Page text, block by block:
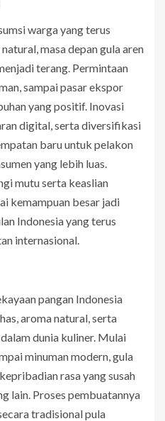
warga yang terus
masa depan gula aren
terang. Permintaan
sampai pasar ekspor
yang positif. Inovasi
digital, serta diversifikasi
baru untuk pelakon
yang lebih luas.
mutu serta keaslian
kemampuan besar jadi
Indonesia yang terus
internasional.
pangan Indonesia
aroma natural, serta
dunia kuliner. Mulai
minuman modern, gula
rasa yang susah
lain. Proses pembuatannya
tradisional pula